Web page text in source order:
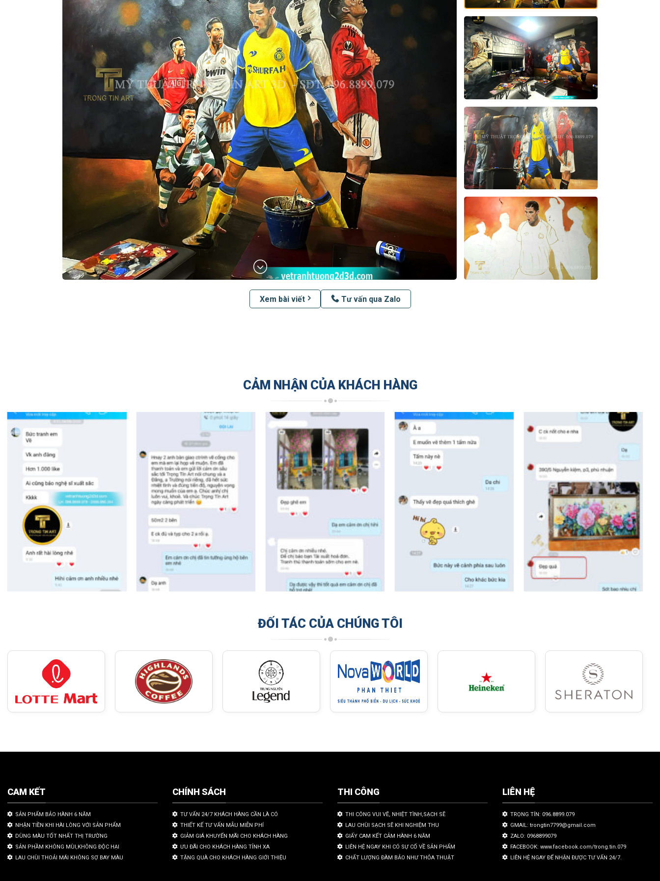
Xem bài viết Tư vấn qua Zalo
CẢM NHẬN CỦA KHÁCH HÀNG
ĐỐI TÁC CỦA CHÚNG TÔI
CAM KẾT
SẢN PHẨM BẢO HÀNH 6 NĂM
NHẬN TIỀN KHI HÀI LÒNG VỚI SẢN PHẨM
DÙNG MÀU TỐT NHẤT THỊ TRƯỜNG
SẢN PHẦM KHÔNG MÙI,KHÔNG ĐỘC HẠI
LAU CHÙI THOẢI MÁI KHÔNG SỢ BAY MÀU
CHÍNH SÁCH
TƯ VẤN 24/7 KHÁCH HÀNG CẦN LÀ CÓ
THIẾT KẾ TƯ VẤN MẪU MIỄN PHÍ
GIẢM GIÁ KHUYẾN MÃI CHO KHÁCH HÀNG
ƯU ĐÃI CHO KHÁCH HÀNG TỈNH XA
TẶNG QUÀ CHO KHÁCH HÀNG GIỚI THIỆU
THI CÔNG
THI CÔNG VUI VẼ, NHIỆT TÌNH,SẠCH SẼ
LAU CHÙI SẠCH SẼ KHI NGHIỆM THU
GIẤY CAM KẾT CẢM HÀNH 6 NĂM
LIÊN HỆ NGAY KHI CÓ SỰ CỐ VỀ SẢN PHẨM
CHẤT LƯỢNG ĐÀM BẢO NHƯ THỎA THUẬT
LIÊN HỆ
TRỌNG TÍN: 096.8899.079
GMAIL: trongtin7799@gmail.com
ZALO: 0968899079
FACEBOOK: www.facebook.com/trong.tin.079
LIÊN HỆ NGAY ĐỂ NHẬN ĐƯỢC TƯ VẤN 24/7.